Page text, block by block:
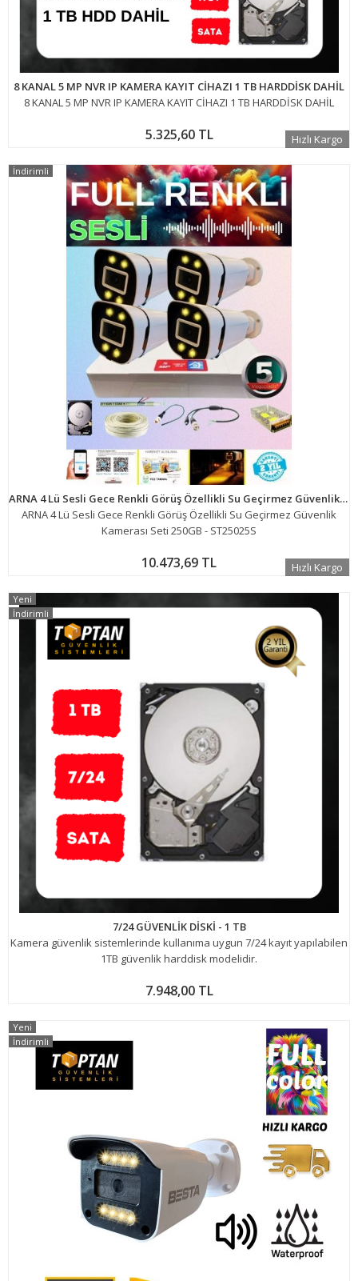
8 KANAL 5 MP NVR IP KAMERA KAYIT CİHAZI 1 TB HARDDİSK DAHİL
8 KANAL 5 MP NVR IP KAMERA KAYIT CİHAZI 1 TB HARDDİSK DAHİL
5.325,60 TL Hızlı Kargo
ARNA 4 Lü Sesli Gece Renkli Görüş Özellikli Su Geçirmez Güvenlik Kamerası Seti 250GB - ST25025S
ARNA 4 Lü Sesli Gece Renkli Görüş Özellikli Su Geçirmez Güvenlik
Kamerası Seti 250GB - ST25025S
10.473,69 TL
İndirimli
Hızlı Kargo
7/24 GÜVENLİK DİSKİ - 1 TB
Kamera güvenlik sistemlerinde kullanıma uygun 7/24 kayıt yapılabilen
1TB güvenlik harddisk modelidir.
7.948,00 TL
Yeni
İndirimli
Yeni
İndirimli